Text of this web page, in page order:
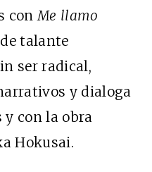
con Me llamo
talante
ser radical,
y dialoga
con la obra
Hokusai.